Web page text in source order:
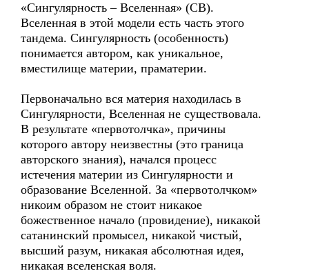
«Сингулярность – Вселенная» (СВ).
Вселенная в этой модели есть часть этого
тандема. Сингулярность (особенность)
понимается автором, как уникальное,
вместилище материи, праматерии.
Первоначально вся материя находилась в
Сингулярности, Вселенная не существовала.
В результате «первотолчка», причины
которого автору неизвестны (это граница
авторского знания), начался процесс
истечения материи из Сингулярности и
образование Вселенной. За «первотолчком»
никоим образом не стоит никакое
божественное начало (провидение), никакой
сатанинский промысел, никакой чистый,
высший разум, никакая абсолютная идея,
никакая вселенская воля.